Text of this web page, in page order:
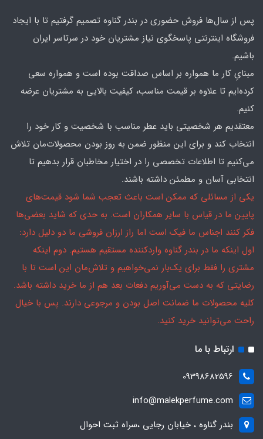
پس از سال‌ها فروش حضوری در بندر گناوه تصمیم گرفتیم تا با ایجاد
فروشگاه اینترنتی پاسخگوی نیاز مشتریان خود در سرتاسر ایران
باشیم.
مبنایِ کار ما همواره بر اساس صداقت بوده است و همواره سعی
کرده‌ایم تا علاوه بر قیمت مناسب، کیفیت بالایی به مشتریان عرضه
کنیم.
معتقدیم هر شخصیتی باید عطر مناسب با شخصیت و کار خود را
انتخاب کند و برای این منظور ضمن به روز بودن محصولات‌مان تلاش
می‌کنیم تا اطلاعات تخصصی را در اختیار مخاطبان قرار بدهیم تا
انتخابی آسان و مطمئن داشته باشند.
یکی از مسائلی که ممکن است باعث تعجب شما شود قیمت‌های
پایین ما در قیاس با سایر همکاران است. به حدی که شاید بعضی‌ها
فکر کنند اجناس ما فیک است اما راز ارزان فروشی ما دو دلیل دارد:
اول اینکه ما در بندر گناوه واردکننده مستقیم هستیم. دوم اینکه
مشتری را فقط برای یک‌بار نمی‌خواهیم و تلاش‌مان این است تا با
رضایتی که به دست می‌آوریم دفعات بعد هم از ما خرید داشته باشد.
کلیه محصولات ما ضمانت اصل بودن و مرجوعی دارند. پس با خیال
راحت می‌توانید خرید کنید.
ارتباط با ما
09398682596
info@malekperfume.com
بندر گناوه ، خیابان رجایی ،سراه ثبت احوال